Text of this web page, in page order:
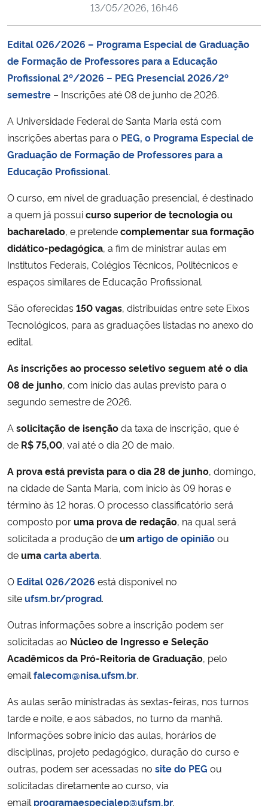
Ministério da Saúde
Ministério de Minas e Energia
Ministério do Meio Ambiente
Ministério do Turismo
Ministério do Desenvolvimento Regional
Controladoria-Geral da União
Ministério da Mulher, da Família e dos Direitos Humanos
Secretaria de Governo
Advocacia-Geral da União
Banco Central do Brasil
13/05/2026, 16h46
Edital 026/2026 – Programa Especial de Graduação
de Formação de Professores para a Educação
Profissional 2º/2026 – PEG Presencial 2026/2º
semestre – Inscrições até 08 de junho de 2026.
A Universidade Federal de Santa Maria está com
inscrições abertas para o PEG, o Programa Especial de
Graduação de Formação de Professores para a
Educação Profissional.
O curso, em nível de graduação presencial, é destinado
a quem já possuicurso superior de tecnologia ou
bacharelado, e pretendecomplementar sua formação
didático-pedagógica, a fim de ministrar aulas em
Institutos Federais, Colégios Técnicos, Politécnicos e
espaços similares de Educação Profissional.
São oferecidas 150 vagas, distribuídas entre sete Eixos
Tecnológicos, para as graduações listadas no anexo do
edital.
As inscrições ao processo seletivo seguem até o dia
08 de junho, com início das aulas previsto para o
segundo semestre de 2026.
A solicitação de isençãoda taxa de inscrição, que é
de R$ 75,00, vai até o dia 20 de maio.
A prova está prevista para o dia 28 de junho, domingo,
na cidade de Santa Maria, com início às 09 horas e
término às 12 horas. O processo classificatório será
composto por uma prova de redação, na qual será
solicitada a produção de um artigo de opiniãoou
de umacarta aberta.
O Edital 026/2026 está disponível no
site ufsm.br/prograd.
Outras informações sobre a inscrição podem ser
solicitadas ao Núcleo de Ingresso e Seleção
Acadêmicos da Pró-Reitoria de Graduação, pelo
email falecom@nisa.ufsm.br.
As aulas serão ministradas às sextas-feiras, nos turnos
tarde e noite, e aos sábados, no turno da manhã.
Informações sobre início das aulas, horários de
disciplinas, projeto pedagógico, duração do curso e
outras, podem ser acessadas no site do PEG ou
solicitadas diretamente ao curso, via
email programaespecialep@ufsm.br.